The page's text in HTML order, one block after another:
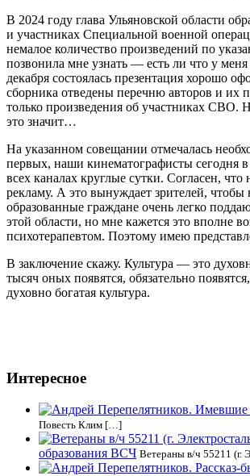
В 2024 году глава Ульяновской области
и участниках Специальной военной
немалое количество произведений по
позвонила мне узнать — есть ли что у
декабря состоялась презентация хорошо
сборника отведены перечню авторов и их
только произведения об участниках СВО.
это значит…
На указанном совещании отмечалась
первых, наши кинематографисты сегодня
всех каналах круглые сутки. Согласен,
рекламу. А это вынуждает зрителей,
образованные граждане очень легко
этой области, но мне кажется это вполне
психотерапевтом. Поэтому имею
В заключение скажу. Культура — это
тысяч оных появятся, обязательно
духовно богатая культура.
Интересное
Повесть Клим […]
образования ВСЧ Ветераны в/ч 55211 (г.